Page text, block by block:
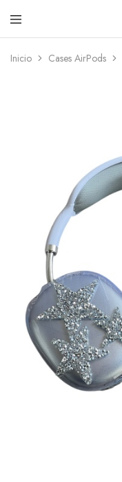
Inicio Cases AirPods